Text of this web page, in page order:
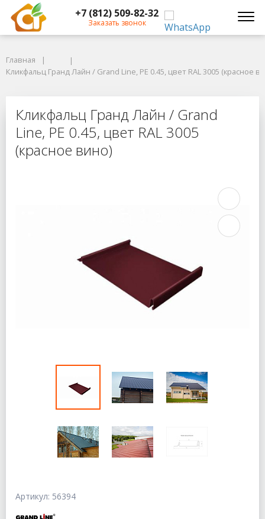
+7 (812) 509-82-32
Заказать звонок
Кликфальц Гранд Лайн / Grand Line, PE 0.45, цвет RAL 3005 (красное
Кликфальц Гранд Лайн / Grand
Главная
Кликфальц Гранд Лайн / Grand Line, PE 0.45, цвет RAL 3005 (красное
Кликфальц Гранд Лайн / Grand
Line, PE 0.45, цвет RAL 3005
(красное вино)
Артикул: 56394